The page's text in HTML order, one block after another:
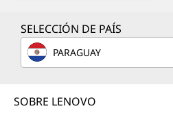
laptops convertibles en
SELECCIÓN DE PAÍS
PARAGUAY
SOBRE LENOVO